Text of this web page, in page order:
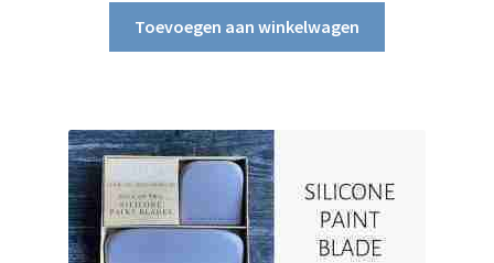
Toevoegen aan winkelwagen